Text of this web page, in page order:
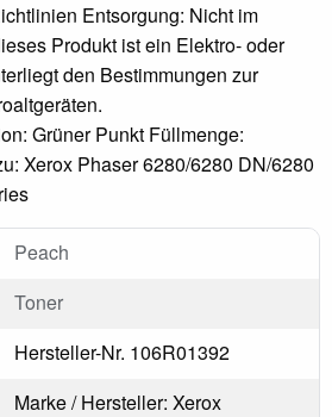
Entsorgung: Nicht im
Produkt ist ein Elektro- oder
den Bestimmungen zur
Grüner Punkt Füllmenge:
Xerox Phaser 6280/6280 DN/6280
Peach
Toner
Hersteller-Nr. 106R01392
Marke / Hersteller: Xerox